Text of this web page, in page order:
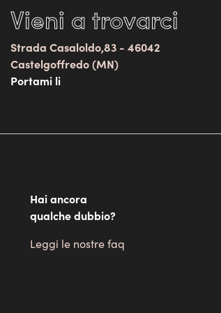
Vieni a trovarci
Strada Casaloldo,83 - 46042
Castelgoffredo (MN)
Portami li
Hai ancora
qualche dubbio?
Leggi le nostre faq